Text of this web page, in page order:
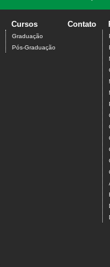
Cursos
Graduação
Pós-Graduação
Contato